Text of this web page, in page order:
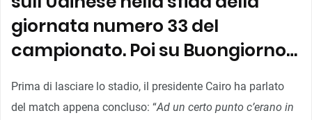
giornata numero 33 del
campionato. Poi su Buongiorno…
Prima di lasciare lo stadio, il presidente Cairo ha parlato
del match appena concluso: “Ad un certo punto c’erano in